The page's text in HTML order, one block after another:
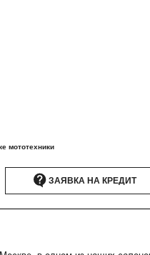
мототехники
ЗАЯВКА НА КРЕДИТ